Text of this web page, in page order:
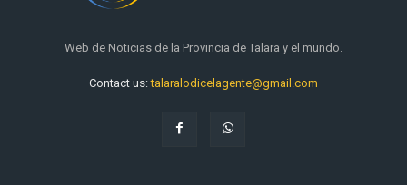
Web de Noticias de la Provincia de Talara y el mundo.
Contact us:talaralodicelagente@gmail.com